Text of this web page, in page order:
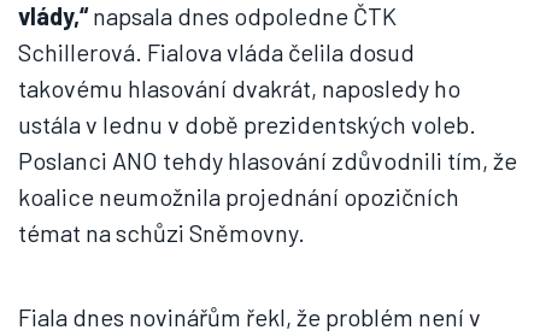
vlády,“napsala dnes odpoledne ČTK
Schillerová. Fialova vláda čelila dosud
takovému hlasování dvakrát, naposledy ho
ustála v lednu v době prezidentských voleb.
Poslanci ANO tehdy hlasování zdůvodnili tím, že
koalice neumožnila projednání opozičních
témat na schůzi Sněmovny.
Fiala dnes novinářům řekl, že problém není v